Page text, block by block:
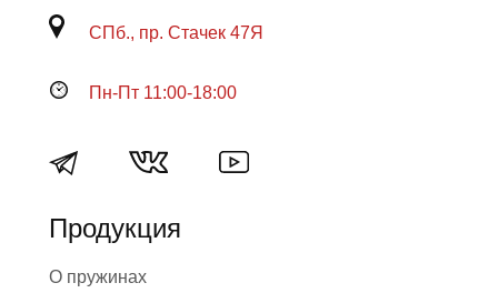
СПб., пр. Стачек 47Я
Пн-Пт 11:00-18:00
Продукция
О пружинах